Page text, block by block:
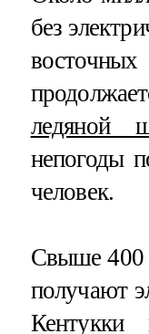
без
ледяной
непогоды
человек.
Свыше 400
получают